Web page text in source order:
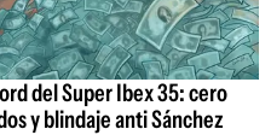
del Super Ibex 35: cero
y blindaje anti Sánchez